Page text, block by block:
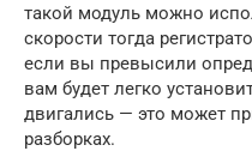
такой модуль можно
скорости тогда
если вы превысили
вам будет легко
двигались — это может
разборках.